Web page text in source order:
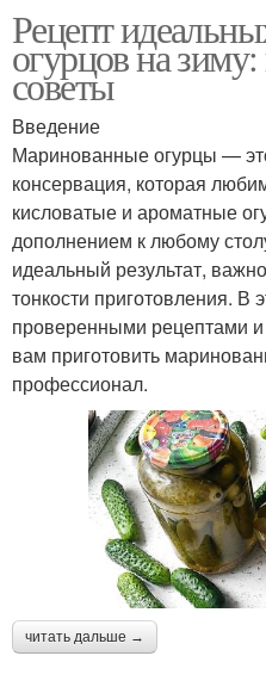
Рецепт
огурцов на
советы
Введение
Маринованные огурцы —
консервация, которая
кисловатые и ароматные
дополнением к любому
идеальный результат,
тонкости приготовления. В
проверенными рецептами
вам приготовить
профессионал.
читать дальше →